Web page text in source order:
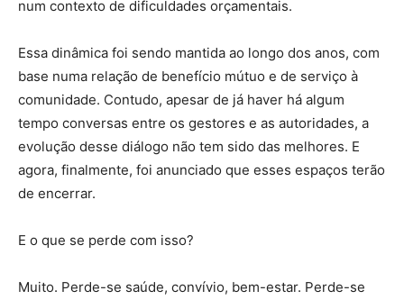
num contexto de dificuldades orçamentais.
Essa dinâmica foi sendo mantida ao longo dos anos, com
base numa relação de benefício mútuo e de serviço à
comunidade. Contudo, apesar de já haver há algum
tempo conversas entre os gestores e as autoridades, a
evolução desse diálogo não tem sido das melhores. E
agora, finalmente, foi anunciado que esses espaços terão
de encerrar.
E o que se perde com isso?
Muito. Perde-se saúde, convívio, bem-estar. Perde-se